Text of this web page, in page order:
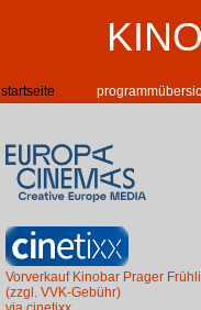
startseite
Vorverkauf Kinobar Prager
(zzgl. VVK-Gebühr)